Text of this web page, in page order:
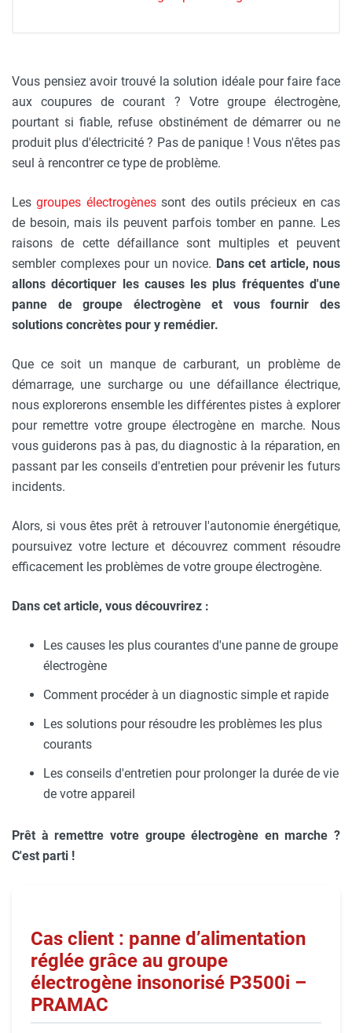
Vous pensiez avoir trouvé la solution idéale pour faire face
aux coupures de courant ? Votre groupe électrogène,
pourtant si fiable, refuse obstinément de démarrer ou ne
produit plus d'électricité ? Pas de panique ! Vous n'êtes pas
seul à rencontrer ce type de problème.
Lesgroupes électrogènessont des outils précieux en cas
de besoin, mais ils peuvent parfois tomber en panne. Les
raisons de cette défaillance sont multiples et peuvent
sembler complexes pour un novice. Dans cet article, nous
allons décortiquer les causes les plus fréquentes d'une
panne de groupe électrogène et vous fournir des
solutions concrètes pour y remédier.
Que ce soit un manque de carburant, un problème de
démarrage, une surcharge ou une défaillance électrique,
nous explorerons ensemble les différentes pistes à explorer
pour remettre votre groupe électrogène en marche. Nous
vous guiderons pas à pas, du diagnostic à la réparation, en
passant par les conseils d'entretien pour prévenir les futurs
incidents.
Alors, si vous êtes prêt à retrouver l'autonomie énergétique,
poursuivez votre lecture et découvrez comment résoudre
efficacement les problèmes de votre groupe électrogène.
Dans cet article, vous découvrirez :
Les causes les plus courantes d'une panne de groupe
électrogène
Comment procéder à un diagnostic simple et rapide
Les solutions pour résoudre les problèmes les plus
courants
Les conseils d'entretien pour prolonger la durée de vie
de votre appareil
Prêt à remettre votre groupe électrogène en marche ?
C'est parti !
Cas client : panne d’alimentation
réglée grâce au groupe
électrogène insonorisé P3500i –
PRAMAC